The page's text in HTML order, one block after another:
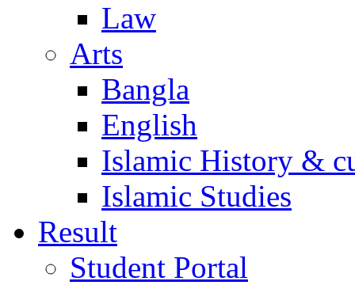
Law
Arts
Bangla
English
Islamic History &
Islamic Studies
Result
Student Portal